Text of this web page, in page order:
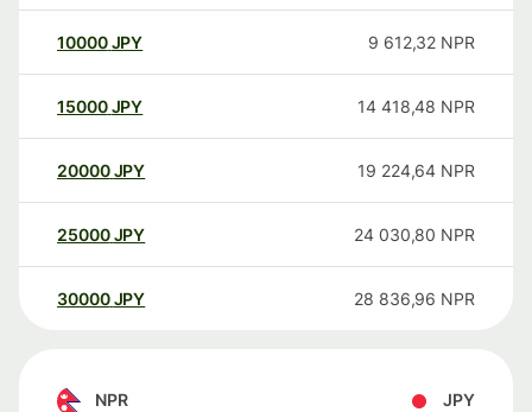
10000 JPY 9 612,32 NPR
15000 JPY 14 418,48 NPR
20000 JPY 19 224,64 NPR
25000 JPY 24 030,80 NPR
30000 JPY 28 836,96 NPR
NPR JPY